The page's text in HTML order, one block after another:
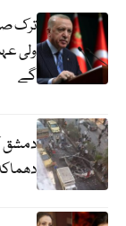
ترک
ولی
گے
دمشق
دھماکہ، 2 افراد جاں بحق،